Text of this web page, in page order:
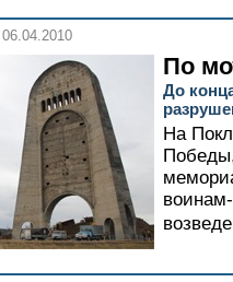
06.04.2010
По
До
На